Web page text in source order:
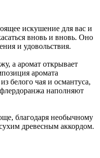
искушение для вас и
вновь и вновь. Оно
и удовольствия.
а аромат открывает
аромата
белого чая и османтуса,
наполняют
благодаря необычному
древесным аккордом.